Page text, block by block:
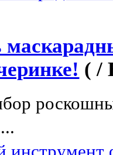
( /